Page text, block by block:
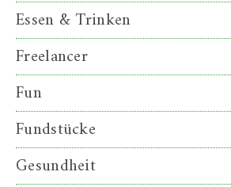
Essen & Trinken
Freelancer
Fun
Fundstücke
Gesundheit